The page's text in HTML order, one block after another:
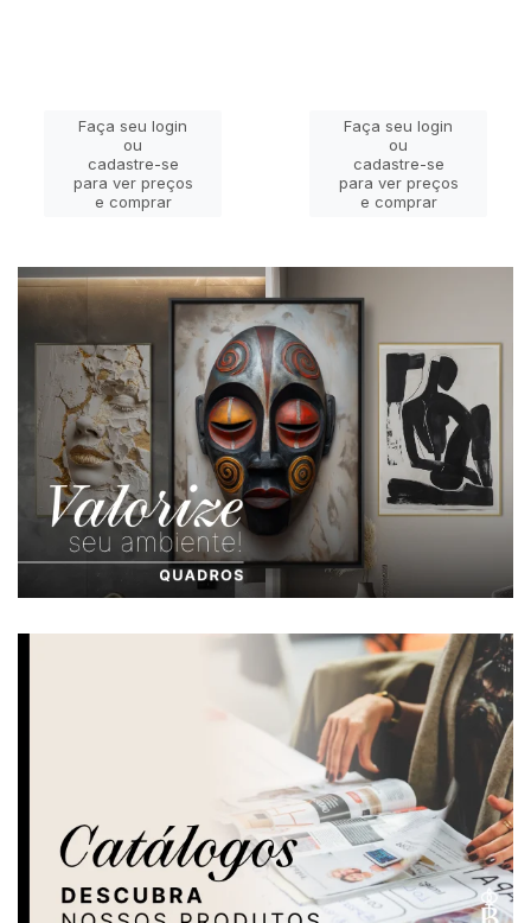
Faça seu login
ou
cadastre-se
para ver preços
e comprar
Faça seu login
ou
cadastre-se
para ver preços
e comprar